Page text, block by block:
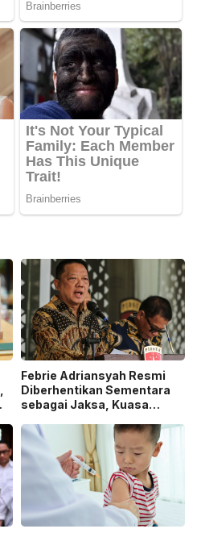
Febrie Adriansyah Resmi
Diberhentikan Sementara
sebagai Jaksa, Kuasa
Praperadilan!